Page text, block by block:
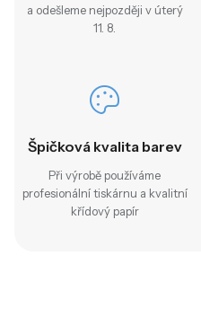
a odešleme nejpozději v úterý
11. 8.
Špičková kvalita barev
Při výrobě používáme
profesionální tiskárnu a kvalitní
křídový papír